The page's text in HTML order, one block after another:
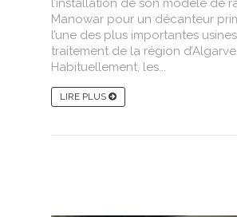
l’installation de son modèle de
Manowar pour un décanteur
l’une des plus importantes
traitement de la région d’Algarve.
Habituellement, les...
LIRE PLUS